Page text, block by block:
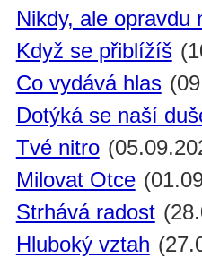
Nikdy, ale opravdu
Když se přiblížíš
Co vydává hlas
Dotýká se naší
Tvé nitro
Milovat Otce
Strhává radost
Hluboký vztah